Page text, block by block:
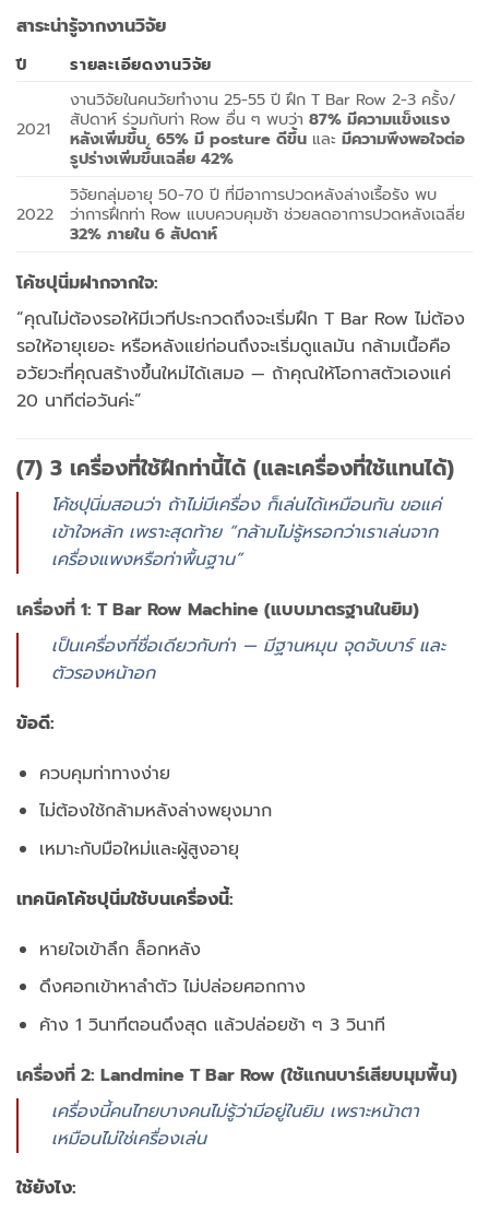
สาระน่ารู้จากงานวิจัย
ปี รายละเอียดงานวิจัย
2021
งานวิจัยในคนวัยทำงาน 25-55 ปี ฝึก T Bar Row 2-3 ครั้ง/
สัปดาห์ ร่วมกับท่า Row อื่น ๆ พบว่า87% มีความแข็งแรง
หลังเพิ่มขึ้น,65% มี posture ดีขึ้น และมีความพึงพอใจต่อ
รูปร่างเพิ่มขึ้นเฉลี่ย 42%
2022
วิจัยกลุ่มอายุ 50-70 ปี ที่มีอาการปวดหลังล่างเรื้อรัง พบ
ว่าการฝึกท่า Row แบบควบคุมช้า ช่วยลดอาการปวดหลังเฉลี่ย
32% ภายใน 6 สัปดาห์
โค้ชปุนิ่มฝากจากใจ:
“คุณไม่ต้องรอให้มีเวทีประกวดถึงจะเริ่มฝึก T Bar Row ไม่ต้อง
รอให้อายุเยอะ หรือหลังแย่ก่อนถึงจะเริ่มดูแลมัน กล้ามเนื้อคือ
อวัยวะที่คุณสร้างขึ้นใหม่ได้เสมอ — ถ้าคุณให้โอกาสตัวเองแค่
20 นาทีต่อวันค่ะ”
(7) 3 เครื่องที่ใช้ฝึกท่านี้ได้ (และเครื่องที่ใช้แทนได้)
โค้ชปุนิ่มสอนว่า ถ้าไม่มีเครื่อง ก็เล่นได้เหมือนกัน ขอแค่
เข้าใจหลัก เพราะสุดท้าย “กล้ามไม่รู้หรอกว่าเราเล่นจาก
เครื่องแพงหรือท่าพื้นฐาน”
เครื่องที่ 1: T Bar Row Machine (แบบมาตรฐานในยิม)
เป็นเครื่องที่ชื่อเดียวกับท่า — มีฐานหมุน จุดจับบาร์ และ
ตัวรองหน้าอก
ข้อดี:
ควบคุมท่าทางง่าย
ไม่ต้องใช้กล้ามหลังล่างพยุงมาก
เหมาะกับมือใหม่และผู้สูงอายุ
เทคนิคโค้ชปุนิ่มใช้บนเครื่องนี้:
หายใจเข้าลึก ล็อกหลัง
ดึงศอกเข้าหาลำตัว ไม่ปล่อยศอกกาง
ค้าง 1 วินาทีตอนดึงสุด แล้วปล่อยช้า ๆ 3 วินาที
เครื่องที่ 2: Landmine T Bar Row (ใช้แกนบาร์เสียบมุมพื้น)
เครื่องนี้คนไทยบางคนไม่รู้ว่ามีอยู่ในยิม เพราะหน้าตา
เหมือนไม่ใช่เครื่องเล่น
ใช้ยังไง: